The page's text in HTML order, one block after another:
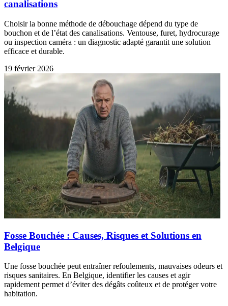
canalisations
Choisir la bonne méthode de débouchage dépend du type de
bouchon et de l’état des canalisations. Ventouse, furet, hydrocurage
ou inspection caméra : un diagnostic adapté garantit une solution
efficace et durable.
19 février 2026
Fosse Bouchée : Causes, Risques et Solutions en
Belgique
Une fosse bouchée peut entraîner refoulements, mauvaises odeurs et
risques sanitaires. En Belgique, identifier les causes et agir
rapidement permet d’éviter des dégâts coûteux et de protéger votre
habitation.